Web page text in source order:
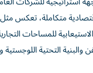
متكاملة، تعكس مثل
الاستيعابية للمساحات
التحتية